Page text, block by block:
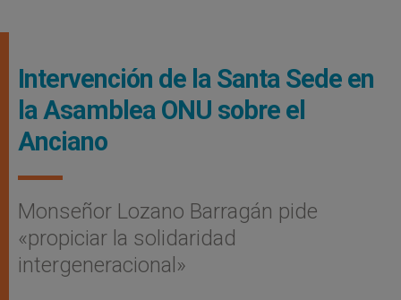
Intervención de la Santa Sede en
la Asamblea ONU sobre el
Anciano
Monseñor Lozano Barragán pide
«propiciar la solidaridad
intergeneracional»